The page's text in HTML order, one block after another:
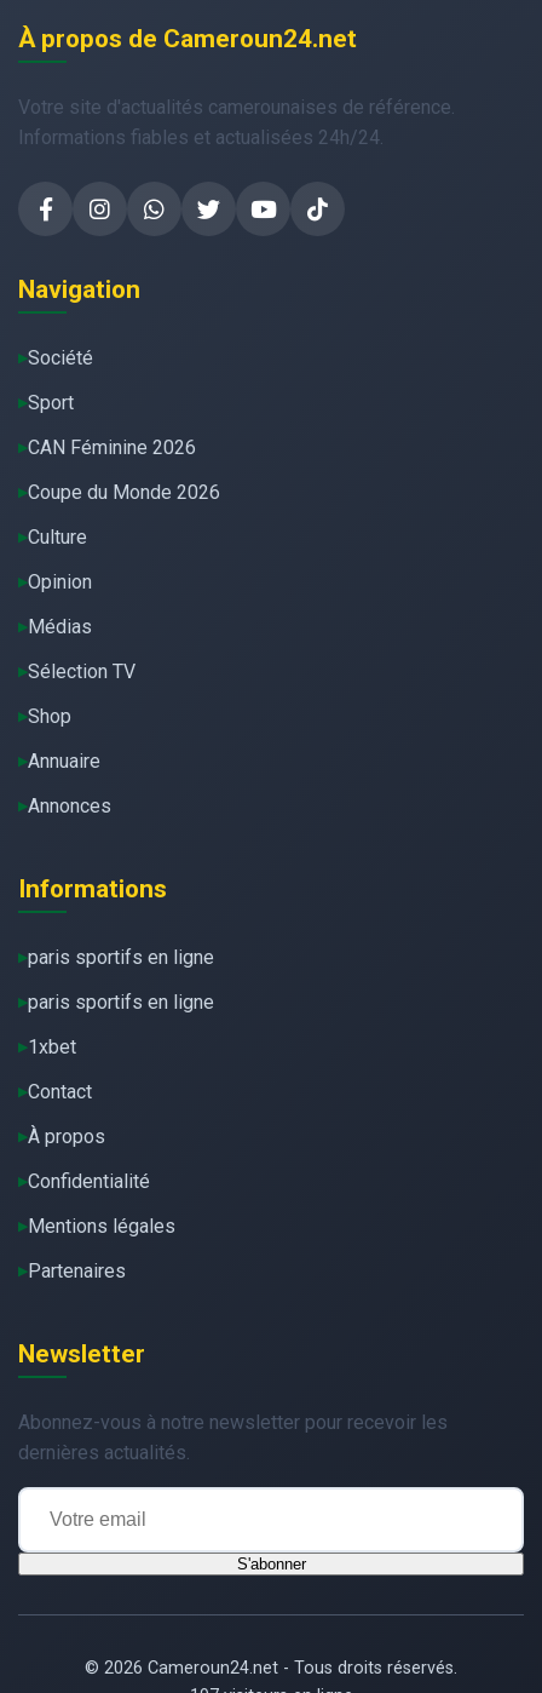
À propos de Cameroun24.net
Votre site d'actualités camerounaises de référence.
Informations fiables et actualisées 24h/24.
Navigation
Société
Sport
CAN Féminine 2026
Coupe du Monde 2026
Culture
Opinion
Médias
Sélection TV
Shop
Annuaire
Annonces
Informations
paris sportifs en ligne
paris sportifs en ligne
1xbet
Contact
À propos
Confidentialité
Mentions légales
Partenaires
Newsletter
Abonnez-vous à notre newsletter pour recevoir les
dernières actualités.
S'abonner
© 2026 Cameroun24.net - Tous droits réservés.